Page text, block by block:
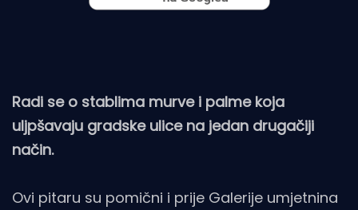
Radi se o stablima murve i palme koja
uljpšavaju gradske ulice na jedan drugačiji
način.
Ovi pitaru su pomični i prije Galerije umjetnina